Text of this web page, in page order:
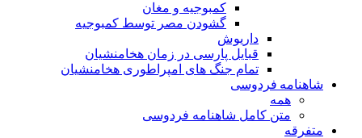
کمبوجیه و مغان
گشودن مصر توسط کمبوجیه
داریوش
قبایل پارسی در زمان هخامنشیان
تمام جنگ های امپراطوری هخامنشیان
شاهنامه فردوسی
همه
متن کامل شاهنامه فردوسی
متفرقه